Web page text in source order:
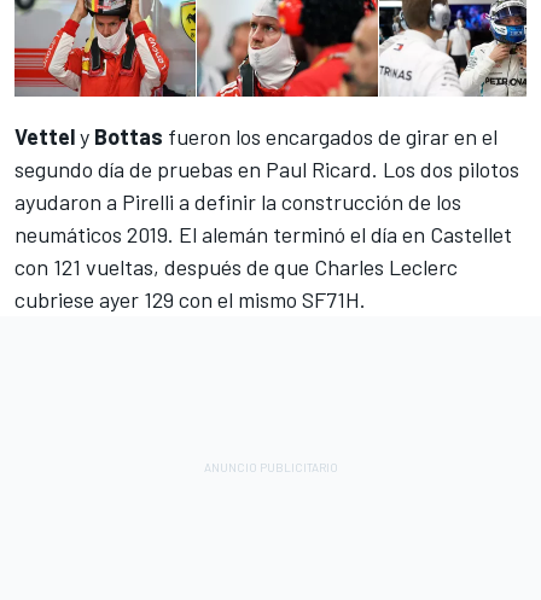
Vettely Bottas fueron los encargados de girar en el
segundo día de pruebas en Paul Ricard. Los dos pilotos
ayudaron a Pirelli a definir la construcción de los
neumáticos 2019. El alemán terminó el día en Castellet
con 121 vueltas, después de que Charles Leclerc
cubriese ayer 129 con el mismo SF71H.